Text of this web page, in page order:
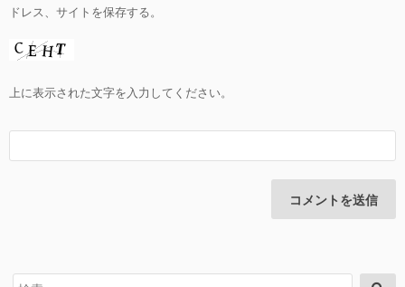
ドレス、サイトを保存する。
上に表示された文字を入力してください。
検